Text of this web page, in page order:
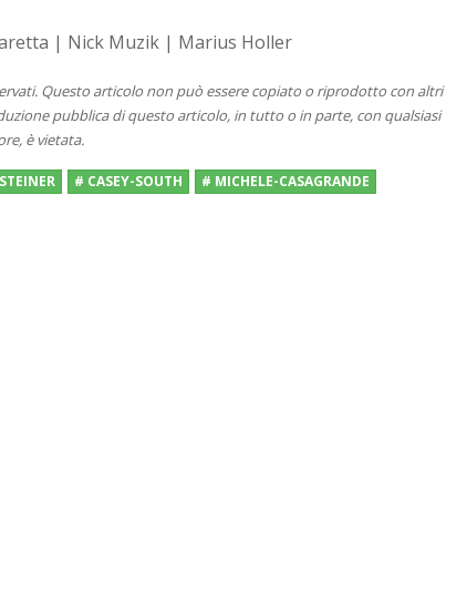
| Nick Muzik | Marius Holler
Questo articolo non può essere copiato o riprodotto con altri
pubblica di questo articolo, in tutto o in parte, con qualsiasi
è vietata.
# CASEY-SOUTH # MICHELE-CASAGRANDE